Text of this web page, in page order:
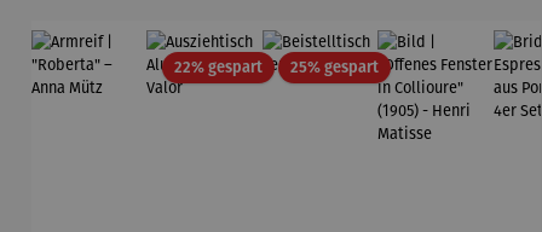
22% gespartRabatt25% gespartRabatt